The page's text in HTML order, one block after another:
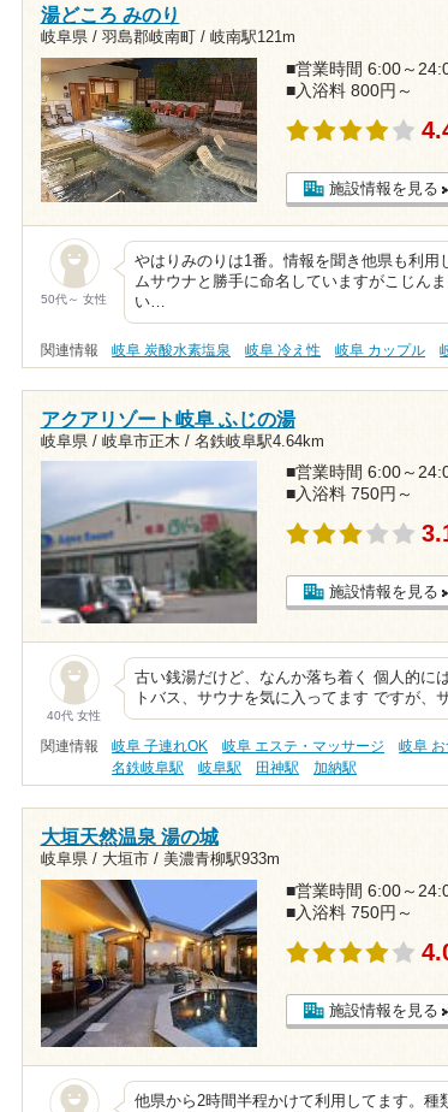
湯どころ みのり
岐阜県 / 羽島郡岐南町 / 岐南駅121m
■営業時間 6:00～
■入浴料 800円～
施設情報を見る
50代～ 女性
やはりみのりは1番。情報を聞き他県も利
ムサウナと勝手に命名していますがこじん
い…
関連情報 岐阜 炭酸水素塩泉 岐阜 冷え性 岐阜 カップル
アクアリゾート岐阜 ふじの湯
岐阜県 / 岐阜市正木 / 名鉄岐阜駅4.64km
■営業時間 6:00～
■入浴料 750円～
施設情報を見る
40代 女性
古い銭湯だけど、なんか落ち着く 個人的に
トバス、サウナを気に入ってます ですが
関連情報 岐阜 子連れOK 岐阜 エステ・マッサージ 岐阜
名鉄岐阜駅
岐阜駅 田神駅 加納駅
大垣天然温泉 湯の城
岐阜県 / 大垣市 / 美濃青柳駅933m
■営業時間 6:00～
■入浴料 750円～
施設情報を見る
他県から2時間半程かけて利用してます。